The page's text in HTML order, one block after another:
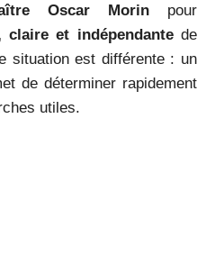
Oscar Morin pour
claire et indépendantede
situation est différente : un
de déterminer rapidement
utiles.